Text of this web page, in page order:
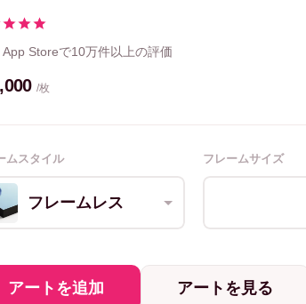
App Storeで10万件以上の評価
/枚
ムスタイル フレームサイズ
フレームレス
アートを追加 アートを見る